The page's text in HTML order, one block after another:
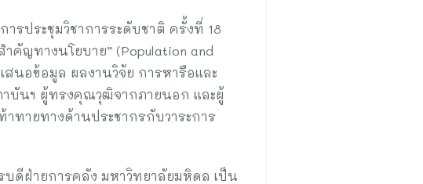
รประชุมวิชาการระดับชาติ ครั้งที่ 18
ำคัญทางนโยบาย” (Population and
สนอข้อมูล ผลงานวิจัย การหารือและ
าบันฯ ผู้ทรงคุณวุฒิจากภายนอก และผู้
าทายทางด้านประชากรกับวาระการ
ดีฝ่ายการคลัง มหาวิทยาลัยมหิดล เป็น